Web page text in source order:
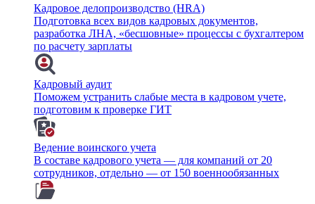
Кадровое делопроизводство (HRA)
Подготовка всех видов кадровых документов,
разработка ЛНА, «бесшовные» процессы с бухгалтером
по расчету зарплаты
Кадровый аудит
Поможем устранить слабые места в кадровом учете,
подготовим к проверке ГИТ
Ведение воинского учета
В составе кадрового учета — для компаний от 20
сотрудников, отдельно — от 150 военнообязанных